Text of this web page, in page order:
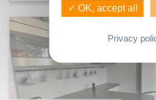
✓ OK, accept all
Privacy